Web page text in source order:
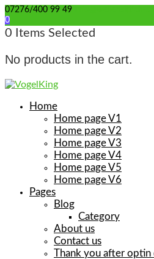
07276/400 99 49
0
0 Items Selected
No products in the cart.
Home
Home page V1
Home page V2
Home page V3
Home page V4
Home page V5
Home page V6
Pages
Blog
Category
About us
Contact us
Thank you after optin